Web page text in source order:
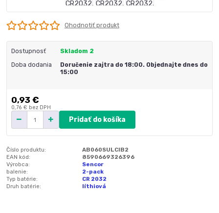
Ohodnotiť produkt
Dostupnosť Skladom 2
Doba dodania
Doručenie zajtra do 18:00. Objednajte dnes do
15:00
0,93 €
0,76 € bez DPH
Pridať do košíka
Číslo produktu:
AB060SULCIB2
EAN kód:
8590669326396
Výrobca:
Sencor
balenie:
2-pack
Typ batérie:
CR 2032
Druh batérie:
líthiová